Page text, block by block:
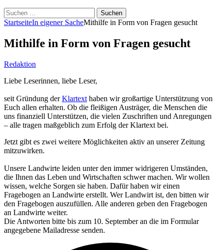
Suchen
nach:
StartseiteIn eigener SacheMithilfe in Form von Fragen gesucht
Mithilfe in Form von Fragen gesucht
Redaktion
Liebe Leserinnen, liebe Leser,
seit Gründung derKlartext haben wir großartige Unterstützung von
Euch allen erhalten. Ob die fleißigen Austräger, die Menschen die
uns finanziell Unterstützen, die vielen Zuschriften und Anregungen
– alle tragen maßgeblich zum Erfolg der Klartext bei.
Jetzt gibt es zwei weitere Möglichkeiten aktiv an unserer Zeitung
mitzuwirken.
Unsere Landwirte leiden unter den immer widrigeren Umständen,
die Ihnen das Leben und Wirtschaften schwer machen. Wir wollen
wissen, welche Sorgen sie haben. Dafür haben wir einen
Fragebogen an Landwirte erstellt. Wer Landwirt ist, den bitten wir
den Fragebogen auszufüllen. Alle anderen geben den Fragebogen
an Landwirte weiter.
Die Antworten bitte bis zum 10. September an die im Formular
angegebene Mailadresse senden.